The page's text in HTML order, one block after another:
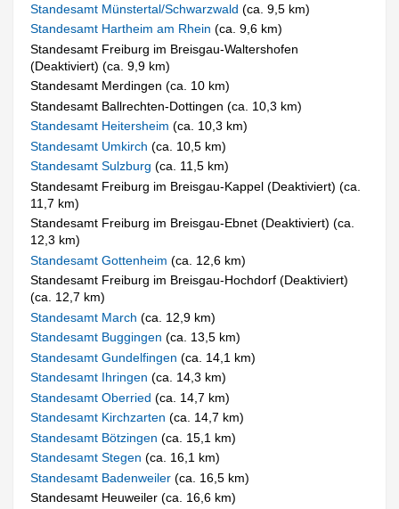
Standesamt Münstertal/Schwarzwald(ca. 9,5 km)
Standesamt Hartheim am Rhein(ca. 9,6 km)
Standesamt Freiburg im Breisgau-Waltershofen
(Deaktiviert) (ca. 9,9 km)
Standesamt Merdingen (ca. 10 km)
Standesamt Ballrechten-Dottingen (ca. 10,3 km)
Standesamt Heitersheim(ca. 10,3 km)
Standesamt Umkirch(ca. 10,5 km)
Standesamt Sulzburg(ca. 11,5 km)
Standesamt Freiburg im Breisgau-Kappel (Deaktiviert) (ca.
11,7 km)
Standesamt Freiburg im Breisgau-Ebnet (Deaktiviert) (ca.
12,3 km)
Standesamt Gottenheim(ca. 12,6 km)
Standesamt Freiburg im Breisgau-Hochdorf (Deaktiviert)
(ca. 12,7 km)
Standesamt March(ca. 12,9 km)
Standesamt Buggingen(ca. 13,5 km)
Standesamt Gundelfingen(ca. 14,1 km)
Standesamt Ihringen(ca. 14,3 km)
Standesamt Oberried(ca. 14,7 km)
Standesamt Kirchzarten(ca. 14,7 km)
Standesamt Bötzingen(ca. 15,1 km)
Standesamt Stegen(ca. 16,1 km)
Standesamt Badenweiler(ca. 16,5 km)
Standesamt Heuweiler (ca. 16,6 km)